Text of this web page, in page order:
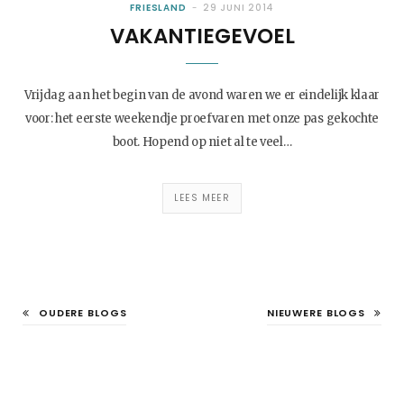
FRIESLAND 29 JUNI 2014
VAKANTIEGEVOEL
Vrijdag aan het begin van de avond waren we er eindelijk klaar
voor: het eerste weekendje proefvaren met onze pas gekochte
boot. Hopend op niet al te veel…
LEES MEER
OUDERE BLOGS NIEUWERE BLOGS